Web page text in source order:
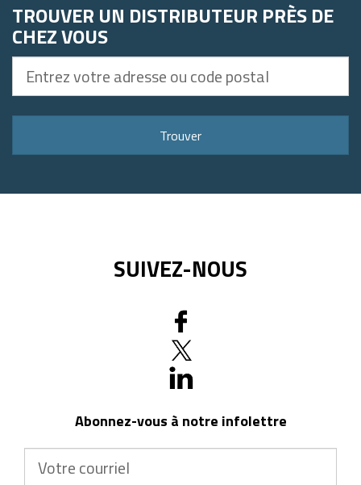
TROUVER UN DISTRIBUTEUR PRÈS DE
CHEZ VOUS
votre
Trouver
SUIVEZ-NOUS
Abonnez-vous à notre infolettre